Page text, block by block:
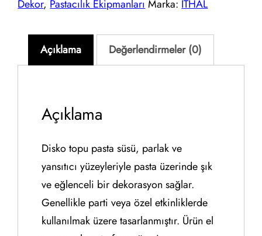
Dekor,Pastacılık EkipmanlarıMarka:ITHAL
Açıklama Değerlendirmeler (0)
Açıklama
Disko topu pasta süsü, parlak ve
yansıtıcı yüzeyleriyle pasta üzerinde şık
ve eğlenceli bir dekorasyon sağlar.
Genellikle parti veya özel etkinliklerde
kullanılmak üzere tasarlanmıştır. Ürün el